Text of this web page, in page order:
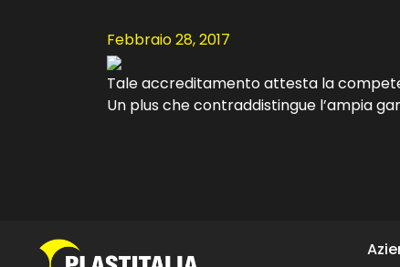
Febbraio 28, 2017
Tale accreditamento attesta la
Un plus che contraddistingue l’ampia